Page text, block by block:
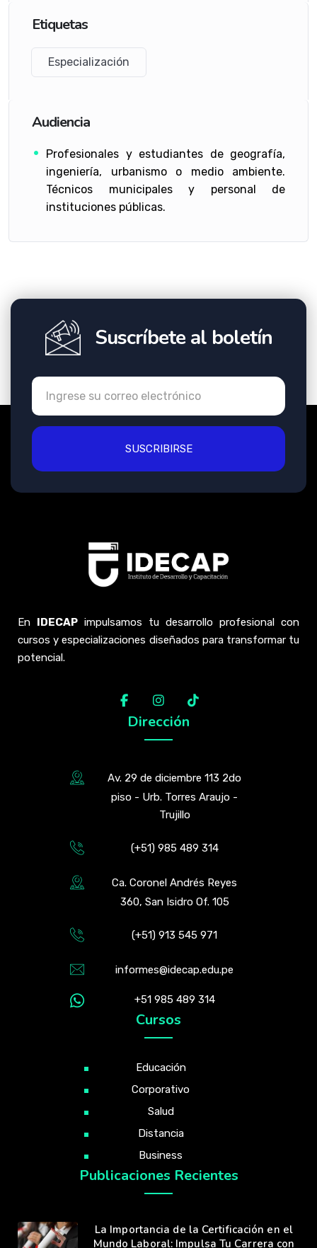
Etiquetas
Especialización
Audiencia
Profesionales y estudiantes de geografía,
ingeniería, urbanismo o medio ambiente.
Técnicos municipales y personal de
instituciones públicas.
Suscríbete al boletín
SUSCRIBIRSE
En IDECAP impulsamos tu desarrollo profesional con
cursos y especializaciones diseñados para transformar tu
potencial.
Dirección
Av. 29 de diciembre 113 2do
piso - Urb. Torres Araujo -
Trujillo
(+51) 985 489 314
Ca. Coronel Andrés Reyes
360, San Isidro Of. 105
(+51) 913 545 971
informes@idecap.edu.pe
+51 985 489 314
Cursos
Educación
Corporativo
Salud
Distancia
Business
Publicaciones Recientes
La Importancia de la Certificación en el
Mundo Laboral: Impulsa Tu Carrera con